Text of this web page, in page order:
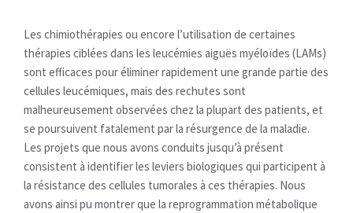
Les chimiothérapies ou encore l’utilisation de certaines
thérapies ciblées dans les leucémies aiguës myéloïdes (LAMs)
sont efficaces pour éliminer rapidement une grande partie des
cellules leucémiques, mais des rechutes sont
malheureusement observées chez la plupart des patients, et
se poursuivent fatalement par la résurgence de la maladie.
Les projets que nous avons conduits jusqu’à présent
consistent à identifier les leviers biologiques qui participent à
la résistance des cellules tumorales à ces thérapies. Nous
avons ainsi pu montrer que la reprogrammation métabolique